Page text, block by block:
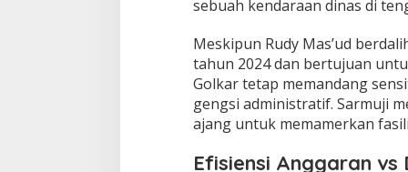
r
"
U
k
r
K
n
sebuah kendaraan dinas di
​Meskipun Rudy Mas’ud
tahun 2024 dan bertujuan
Golkar tetap memandang
gengsi administratif. Sarmuji
ajang untuk memamerkan
Efisiensi Anggaran vs